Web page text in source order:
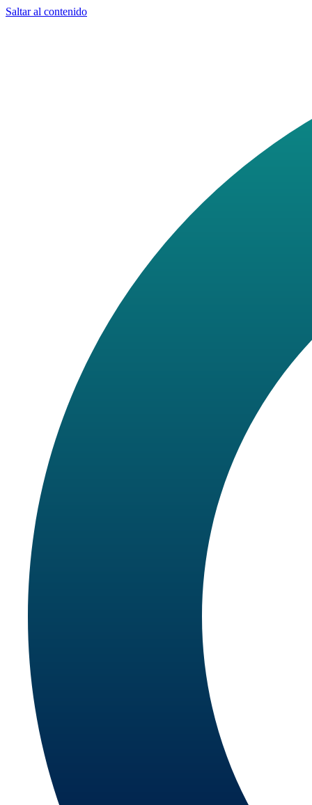
Saltar al contenido